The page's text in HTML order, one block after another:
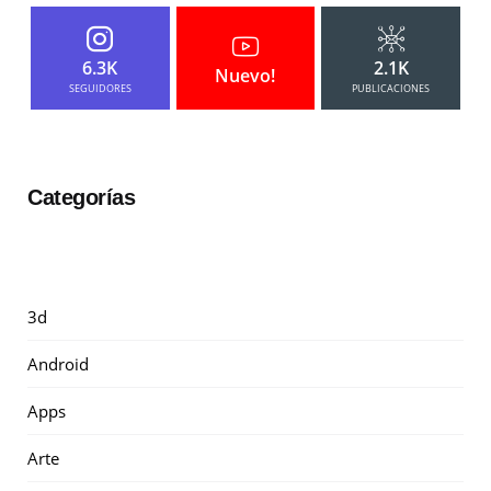
6.3K
SEGUIDORES
Nuevo! 2.1K
PUBLICACIONES
Categorías
3d
Android
Apps
Arte